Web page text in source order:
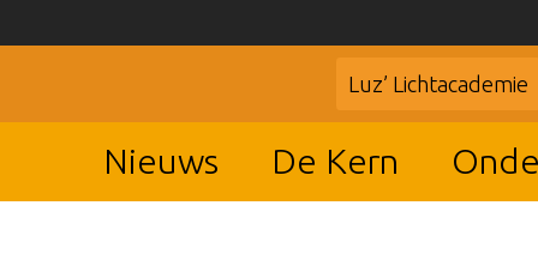
Luz’ Lichtacademie
Nieuws De Kern